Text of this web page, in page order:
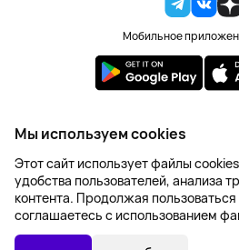
В КОРЗИНУ
Мобильное
2023-2026 © DoBuy. Все
Правила обработки
Пользовательское
Оферта
Создание сайта –
Мы используем cookies
Этот сайт использует файлы
удобства пользователей, анализа
контента. Продолжая
соглашаетесь с использованием